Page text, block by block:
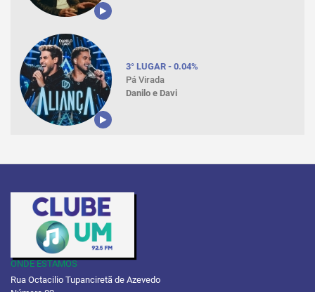
3° LUGAR - 0.04%
Pá Virada
Danilo e Davi
ONDE ESTAMOS
Rua Octacilio Tupanciretã de Azevedo